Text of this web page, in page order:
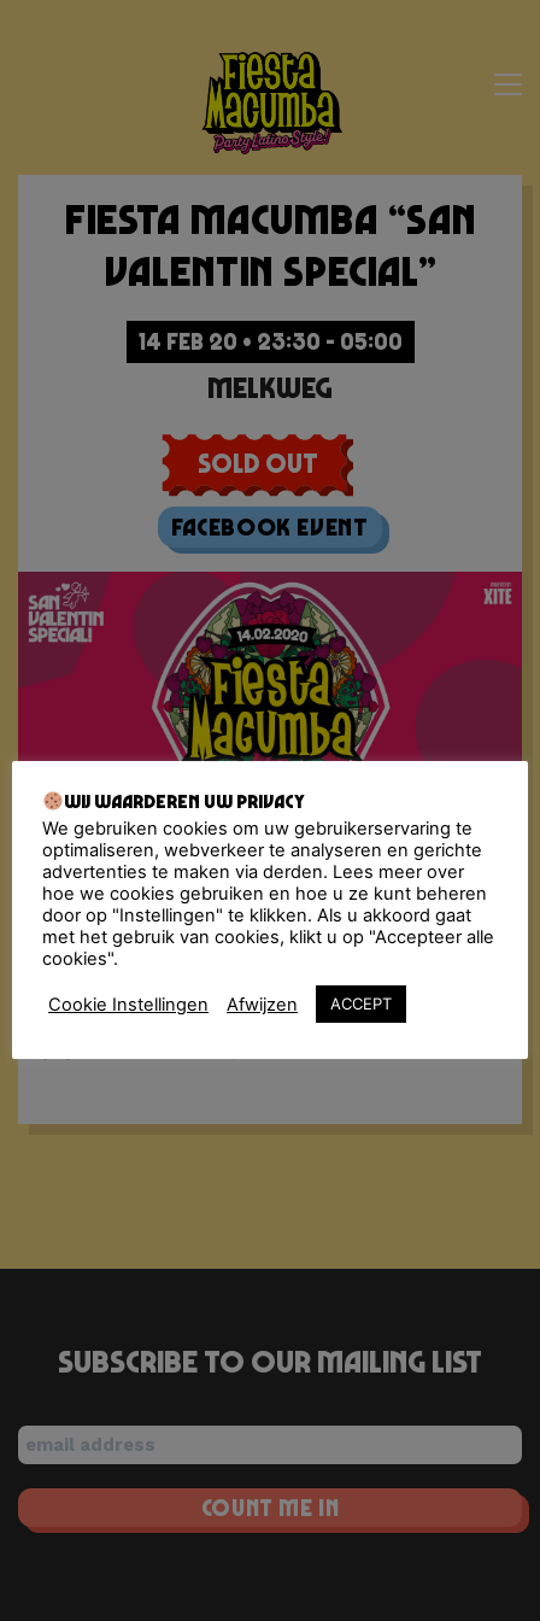
Fiesta Macumba “San
Valentin Special”
14 FEB 20 • 23:30 - 05:00
Melkweg
Sold Out
Facebook Event
Fiesta Macumba maakt al jaren door heel Nederland
het nachtleven onveilig met het inmiddels bekende
recept: dansen, flirten en genieten van de lekkerste
Música Latina, van toen en nu. De Fiesta Macumba
Soundsystem & friends bombarderen de dansvloer
reggaeton, merengue, cumbia, dancehall, salsa,
bachata, latin hiphop… Alles wordt in de blender
Subscribe to our mailing list
Wij waarderen uw privacy
We gebruiken cookies om uw gebruikerservaring te
optimaliseren, webverkeer te analyseren en gerichte
advertenties te maken via derden. Lees meer over
hoe we cookies gebruiken en hoe u ze kunt beheren
door op "Instellingen" te klikken. Als u akkoord gaat
met het gebruik van cookies, klikt u op "Accepteer alle
cookies".
Cookie Instellingen Afwijzen ACCEPT